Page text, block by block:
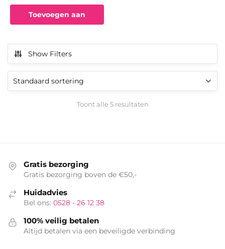
prijs
was:
€ 113,00.
prijs
is:
€ 94,50.
Toevoegen aan
Show Filters
Toont alle 5 resultaten
Gratis bezorging
Gratis bezorging boven de €50,-
Huidadvies
Bel ons: 0528 - 26 12 38
100% veilig betalen
Altijd betalen via een beveiligde verbinding